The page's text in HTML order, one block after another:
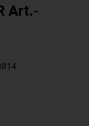
Art.-